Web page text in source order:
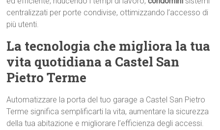
centralizzati per porte condivise, ottimizzando l’accesso di
più utenti.
La tecnologia che migliora la tua
vita quotidiana a Castel San
Pietro Terme
Automatizzare la porta del tuo garage a Castel San Pietro
Terme significa semplificarti la vita, aumentare la sicurezza
della tua abitazione e migliorare l’efficienza degli accessi.